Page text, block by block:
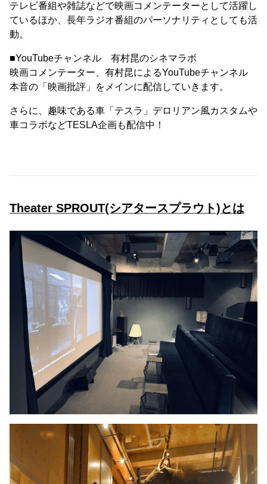
テレビ番組や雑誌などで映画コメンテーターとして活躍し
ているほか、長年ラジオ番組のパーソナリティとしても活
動。
■YouTubeチャンネル 有村昆のシネマラボ
映画コメンテーター、有村昆によるYouTubeチャンネル
本音の「映画批評」をメインに配信していきます。
さらに、趣味である車「テスラ」デロリアン風カスタムや
車コラボなどTESLA企画も配信中！
Theater SPROUT(シアタースプラウト)とは